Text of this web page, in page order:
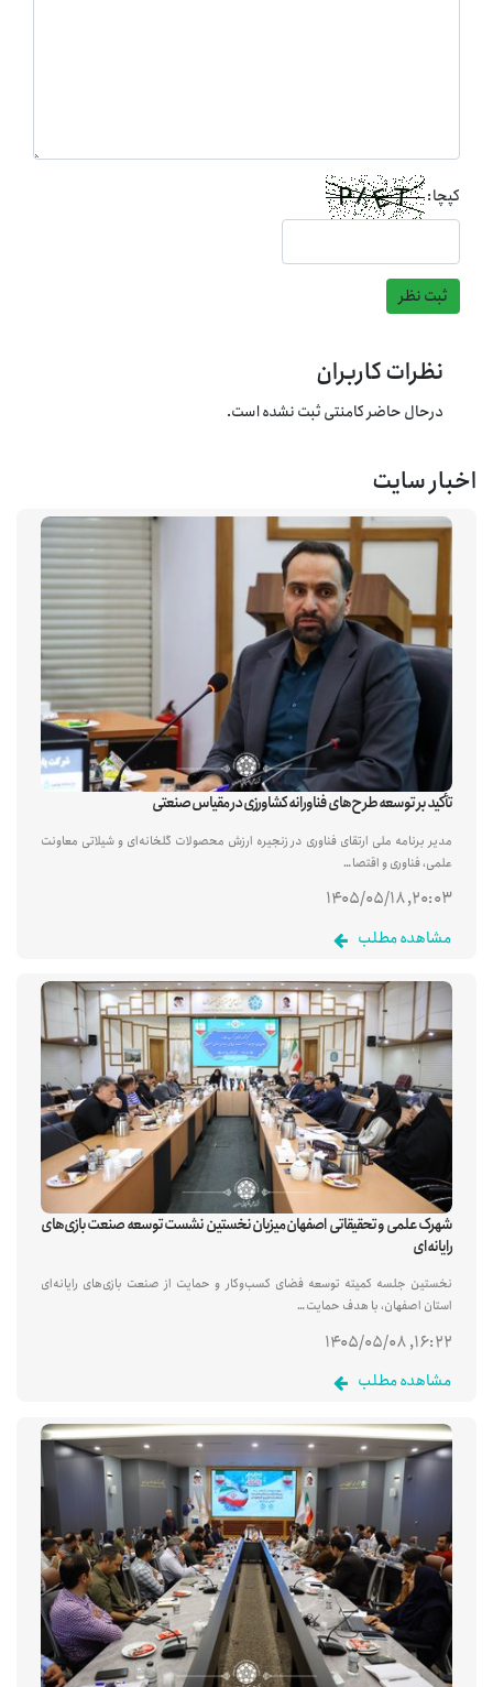
کپچا:
ثبت نظر
نظرات کاربران
درحال حاضر کامنتی ثبت نشده است.
اخبار سایت
تأکید بر توسعه طرح‌های فناورانه کشاورزی در مقیاس صنعتی
مدیر برنامه ملی ارتقای فناوری در زنجیره ارزش محصولات گلخانه‌ای و شیلاتی معاونت
علمی، فناوری و اقتصا…
۲۰:۰۳, ۱۴۰۵/۰۵/۱۸
مشاهده مطلب
شهرک علمی و تحقیقاتی اصفهان میزبان نخستین نشست توسعه صنعت بازی‌های
رایانه‌ای
نخستین جلسه کمیته توسعه فضای کسب‌وکار و حمایت از صنعت بازی‌های رایانه‌ای
استان اصفهان، با هدف حمایت…
۱۶:۲۲, ۱۴۰۵/۰۵/۰۸
مشاهده مطلب